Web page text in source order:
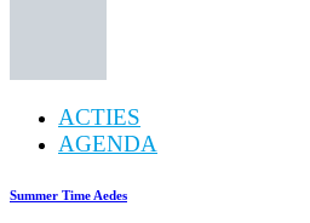
ACTIES
AGENDA
Summer Time Aedes